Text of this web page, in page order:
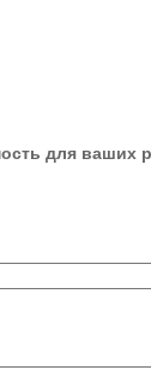
для ваших